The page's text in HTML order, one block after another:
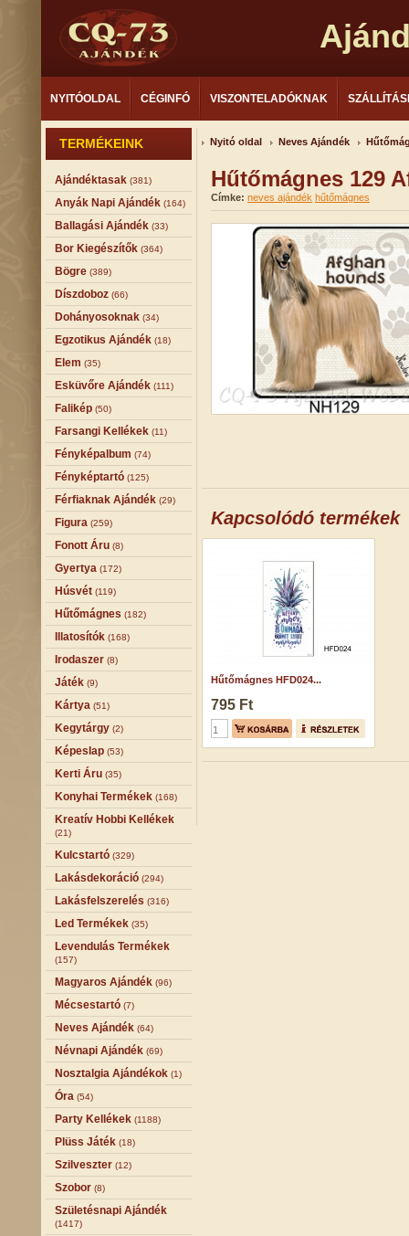
NYITÓOLDAL CÉGINFÓ VISZONTELADÓKNAK
TERMÉKEINK
Ajándéktasak (381)
Anyák Napi Ajándék (164)
Ballagási Ajándék (33)
Bor Kiegészítők (364)
Bögre (389)
Díszdoboz (66)
Dohányosoknak (34)
Egzotikus Ajándék (18)
Elem (35)
Esküvőre Ajándék (111)
Falikép (50)
Farsangi Kellékek (11)
Fényképalbum (74)
Fényképtartó (125)
Férfiaknak Ajándék (29)
Figura (259)
Fonott Áru (8)
Gyertya (172)
Húsvét (119)
Hűtőmágnes (182)
Illatosítók (168)
Irodaszer (8)
Játék (9)
Kártya (51)
Kegytárgy (2)
Képeslap (53)
Kerti Áru (35)
Konyhai Termékek (168)
Kreatív Hobbi Kellékek
(21)
Kulcstartó (329)
Lakásdekoráció (294)
Lakásfelszerelés (316)
Led Termékek (35)
Levendulás Termékek
(157)
Magyaros Ajándék (96)
Mécsestartó (7)
Neves Ajándék (64)
Névnapi Ajándék (69)
Nosztalgia Ajándékok (1)
Óra (54)
Party Kellékek (1188)
Plüss Játék (18)
Szilveszter (12)
Szobor (8)
Születésnapi Ajándék
(1417)
Nyitó oldal Neves Ajándék
Hűtőmágnes 129
Címke: neves ajándék hűtőmágnes
Kapcsolódó termékek
Hűtőmágnes HFD024...
795 Ft